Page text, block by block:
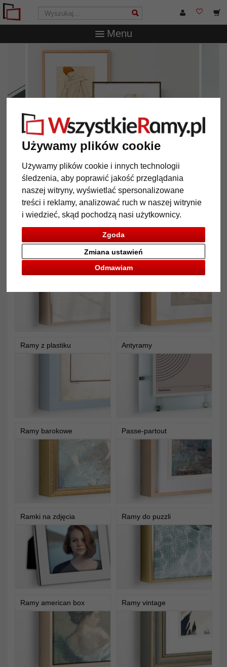
Używamy plików cookie
Używamy plików cookie i innych technologii
śledzenia, aby poprawić jakość przeglądania
naszej witryny, wyświetlać spersonalizowane
treści i reklamy, analizować ruch w naszej witrynie
i wiedzieć, skąd pochodzą nasi użytkownicy.
Zgoda
Odmawiam
Zmiana ustawień
Menu
Drewniane ramy do obrazów marki
Müller
modne i w najwyższej jakości
Ramy aluminiowe Ramy drewniane
Ramy z plastiku Antyramy
Ramy barokowe Passe-partout
Ramki na zdjęcia Ramy do puzzli
Ramy american box Ramy vintage